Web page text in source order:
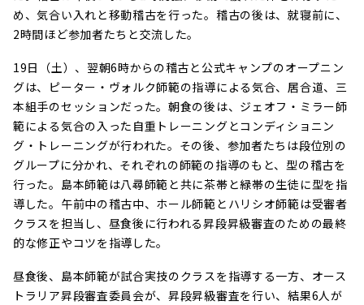
め、気合い入れと移動稽古を行った。稽古の後は、就寝前に、
2時間ほど参加者たちと交流した。
19日（土）、翌朝6時からの稽古と公式キャンプのオープニン
グは、ピーター・ヴォルク師範の指導による気合、居合道、三
本組手のセッションだった。朝食の後は、ジェオフ・ミラー師
範による気合の入った自重トレーニングとコンディショニン
グ・トレーニングが行われた。その後、参加者たちは段位別の
グループに分かれ、それぞれの師範の指導のもと、型の稽古を
行った。島本師範は八尋師範と共に茶帯と緑帯の生徒に型を指
導した。午前中の稽古中、ホール師範とハリシオ師範は受審者
クラスを担当し、昼食後に行われる昇段昇級審査のための最終
的な修正やコツを指導した。
昼食後、島本師範が試合実技のクラスを指導する一方、オース
トラリア昇段審査委員会が、昇段昇級審査を行い、結果6人が